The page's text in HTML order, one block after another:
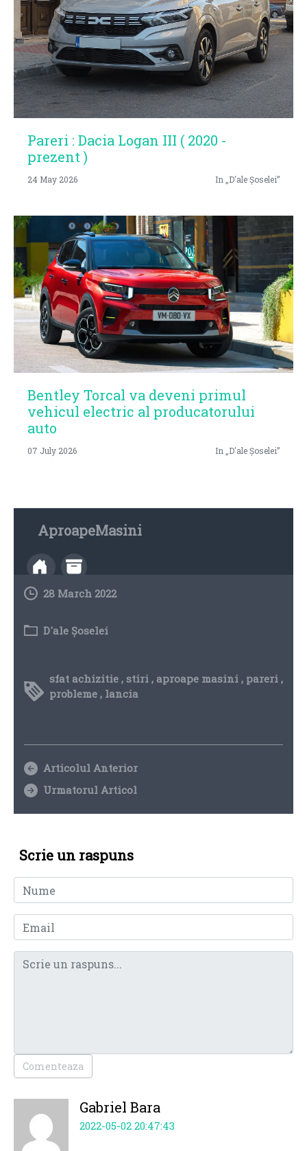
Pareri : Dacia Logan III ( 2020 -
prezent )
24 May 2026 In „D'ale Șoselei”
Bentley Torcal va deveni primul
vehicul electric al producatorului
auto
07 July 2026 In „D'ale Șoselei”
AproapeMasini
28 March 2022
D'ale Șoselei
sfat achizitie, stiri, aproape masini, pareri,
probleme, lancia
Articolul Anterior
Urmatorul Articol
Scrie un raspuns
Comenteaza
Gabriel Bara
2022-05-02 20:47:43